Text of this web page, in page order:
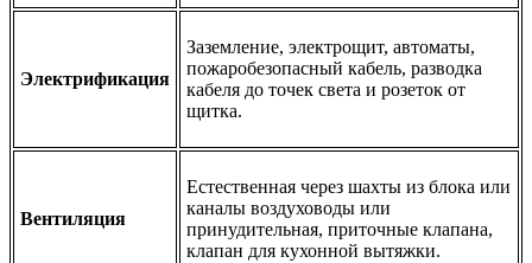
Электрификация
Заземление, электрощит, автоматы,
пожаробезопасный кабель, разводка
кабеля до точек света и розеток от
щитка.
Вентиляция
Естественная через шахты из блока или
каналы воздуховоды или
принудительная, приточные клапана,
клапан для кухонной вытяжки.